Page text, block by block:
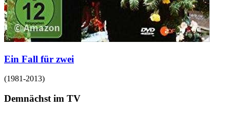
Ein Fall für zwei
(1981-2013)
Demnächst im TV